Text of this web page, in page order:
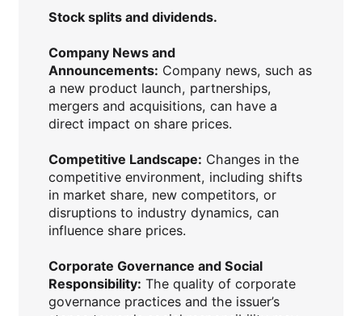
Stock splits and dividends.
Company News and
Announcements: Company news, such as
a new product launch, partnerships,
mergers and acquisitions, can have a
direct impact on share prices.
Competitive Landscape: Changes in the
competitive environment, including shifts
in market share, new competitors, or
disruptions to industry dynamics, can
influence share prices.
Corporate Governance and Social
Responsibility: The quality of corporate
governance practices and the issuer’s